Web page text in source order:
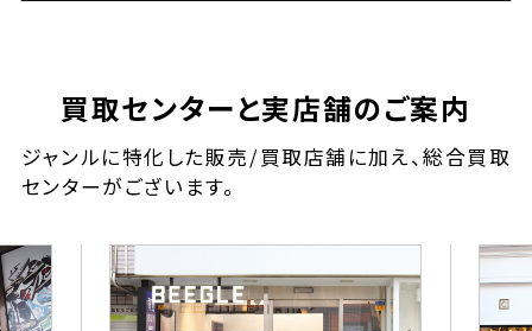
買取センターと実店舗のご案内
ジャンルに特化した販売/買取店舗に加え、総合買取
センターがございます。